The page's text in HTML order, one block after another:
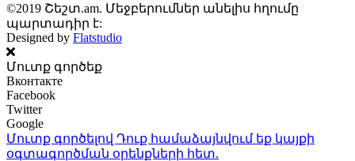
©2019 Շեշտ.am. Մեջբերումներ անելիս հղումը
պարտադիր է:
Designed by Flatstudio
Մուտք գործեք
Вконтакте
Facebook
Twitter
Google
Մուտք գործելով Դուք համաձայնվում եք կայքի
օգտագործման օրենքների հետ.